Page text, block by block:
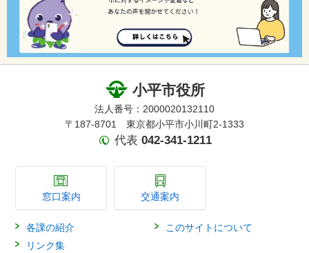
小平市役所
法人番号：2000020132110
〒187-8701 東京都小平市小川町2-1333
代表 042-341-1211
窓口案内 交通案内
各課の紹介
このサイトについて
リンク集